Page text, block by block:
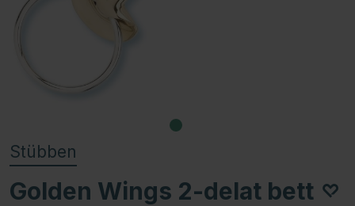
Stübben
Golden Wings 2-delat bett